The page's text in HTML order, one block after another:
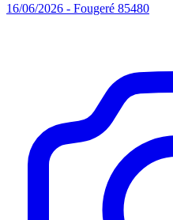
16/06/2026 - Fougeré 85480